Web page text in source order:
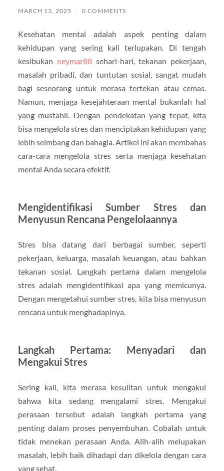
MARCH 13, 2025 / 0 COMMENTS
Kesehatan mental adalah aspek penting dalam
kehidupan yang sering kali terlupakan. Di tengah
kesibukan neymar88sehari-hari, tekanan pekerjaan,
masalah pribadi, dan tuntutan sosial, sangat mudah
bagi seseorang untuk merasa tertekan atau cemas.
Namun, menjaga kesejahteraan mental bukanlah hal
yang mustahil. Dengan pendekatan yang tepat, kita
bisa mengelola stres dan menciptakan kehidupan yang
lebih seimbang dan bahagia. Artikel ini akan membahas
cara-cara mengelola stres serta menjaga kesehatan
mental Anda secara efektif.
Mengidentifikasi Sumber Stres dan
Menyusun Rencana Pengelolaannya
Stres bisa datang dari berbagai sumber, seperti
pekerjaan, keluarga, masalah keuangan, atau bahkan
tekanan sosial. Langkah pertama dalam mengelola
stres adalah mengidentifikasi apa yang memicunya.
Dengan mengetahui sumber stres, kita bisa menyusun
rencana untuk menghadapinya.
Langkah Pertama: Menyadari dan
Mengakui Stres
Sering kali, kita merasa kesulitan untuk mengakui
bahwa kita sedang mengalami stres. Mengakui
perasaan tersebut adalah langkah pertama yang
penting dalam proses penyembuhan. Cobalah untuk
tidak menekan perasaan Anda. Alih-alih melupakan
masalah, lebih baik dihadapi dan dikelola dengan cara
yang sehat.